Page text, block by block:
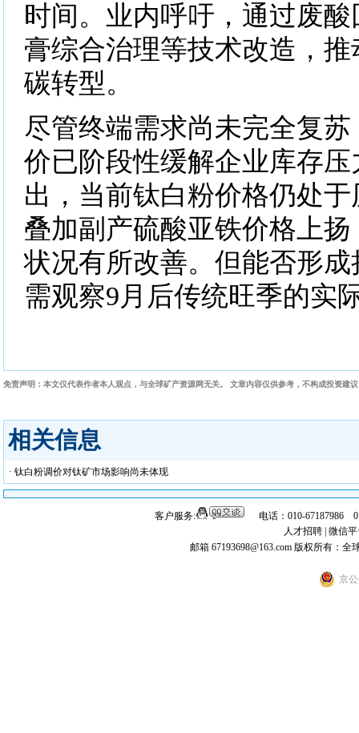
时间。业内呼吁，通过废
膏综合治理等技术改造，
碳转型。
尽管终端需求尚未完全复
价已阶段性缓解企业库存
出，当前钛白粉价格仍处
叠加副产硫酸亚铁价格上
状况有所改善。但能否形
需观察9月后传统旺季的实
免责声明：本文仅代表作者本人观点，与全球矿产资源网无关。 文章内容仅供参考，不构成投资建
相关信息
· 钛白粉调价对钛矿市场影响尚未体现
客户服务:
电话：010-67187986
人才招聘 微信
邮箱 67193698@163.com 版权所有：全
京公